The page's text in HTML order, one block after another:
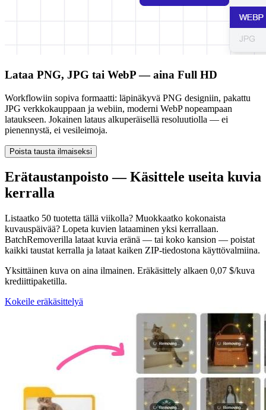
Lataa PNG, JPG tai WebP — aina Full HD
Workflowiin sopiva formaatti: läpinäkyvä PNG designiin, pakattu
JPG verkkokauppaan ja webiin, moderni WebP nopeampaan
lataukseen. Jokainen lataus alkuperäisellä resoluutiolla — ei
pienennystä, ei vesileimoja.
Poista tausta ilmaiseksi
Erätaustanpoisto — Käsittele useita kuvia
kerralla
Listaatko 50 tuotetta tällä viikolla? Muokkaatko kokonaista
kuvauspäivää? Lopeta kuvien lataaminen yksi kerrallaan.
BatchRemoverilla lataat kuvia eränä — tai koko kansion — poistat
kaikki taustat kerralla ja lataat kaiken ZIP-tiedostona käyttövalmiina.
Yksittäinen kuva on aina ilmainen. Eräkäsittely alkaen 0,07 $/kuva
krediittipaketilla.
Kokeile eräkäsittelyä